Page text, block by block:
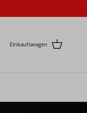
Einkaufswagen